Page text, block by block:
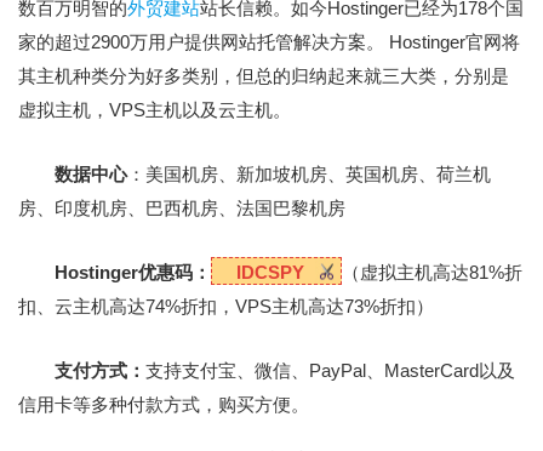
数百万明智的外贸建站站长信赖。如今Hostinger已经为178个国
家的超过2900万用户提供网站托管解决方案。 Hostinger官网将
其主机种类分为好多类别，但总的归纳起来就三大类，分别是
虚拟主机，VPS主机以及云主机。
数据中心：美国机房、新加坡机房、英国机房、荷兰机
房、印度机房、巴西机房、法国巴黎机房
Hostinger优惠码： IDCSPY
（虚拟主机高达81%折
扣、云主机高达74%折扣，VPS主机高达73%折扣）
支付方式： 支持支付宝、微信、PayPal、MasterCard以及
信用卡等多种付款方式，购买方便。